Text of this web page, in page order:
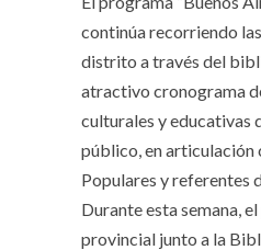
continúa recorriendo
distrito a través del
atractivo cronograma
culturales y educativas
público, en articulación
Populares y referentes
Durante esta semana,
provincial junto a la